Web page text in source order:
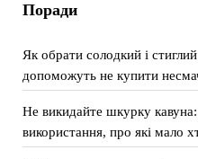
Поради
Як обрати солодкий і
допоможуть не купити
Не викидайте шкурку
використання, про які мало